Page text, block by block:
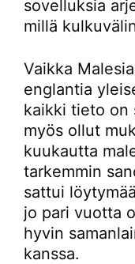
sovelluksia
millä
Vaikka
englantia
kaikki tieto on
myös ollut
kuukautta
tarkemmin
sattui
jo pari vuotta
hyvin
kanssa.